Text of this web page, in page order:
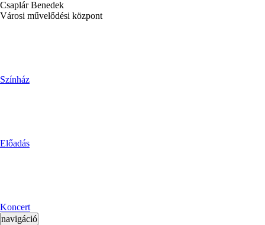
Csaplár Benedek
Városi művelődési központ
Színház
Előadás
Koncert
navigáció